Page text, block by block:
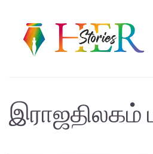
இராஜதிலகம்